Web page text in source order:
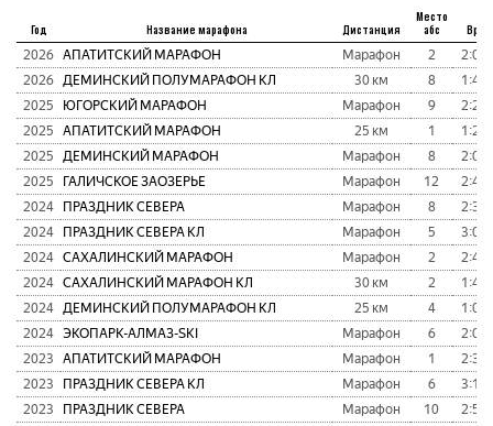
Год Название марафона Дистанция
Место
абс
2026 АПАТИТСКИЙ МАРАФОН Марафон 2
2026 ДЕМИНСКИЙ ПОЛУМАРАФОН КЛ 30 км 8
2025
ЮГОРСКИЙ МАРАФОН Марафон 9
2025
АПАТИТСКИЙ МАРАФОН 25 км 1
2025
ДЕМИНСКИЙ МАРАФОН Марафон 8
2025
ГАЛИЧСКОЕ ЗАОЗЕРЬЕ Марафон 12
2024
ПРАЗДНИК СЕВЕРА Марафон 8
2024
ПРАЗДНИК СЕВЕРА КЛ Марафон 5
2024 САХАЛИНСКИЙ МАРАФОН Марафон 2
2024 САХАЛИНСКИЙ МАРАФОН КЛ 30 км 2
2024 ДЕМИНСКИЙ ПОЛУМАРАФОН КЛ 25 км 4
2024 ЭКОПАРК-АЛМАЗ-SKI Марафон 6
2023
АПАТИТСКИЙ МАРАФОН Марафон 1
2023
ПРАЗДНИК СЕВЕРА КЛ Марафон 6
2023
ПРАЗДНИК СЕВЕРА Марафон 10